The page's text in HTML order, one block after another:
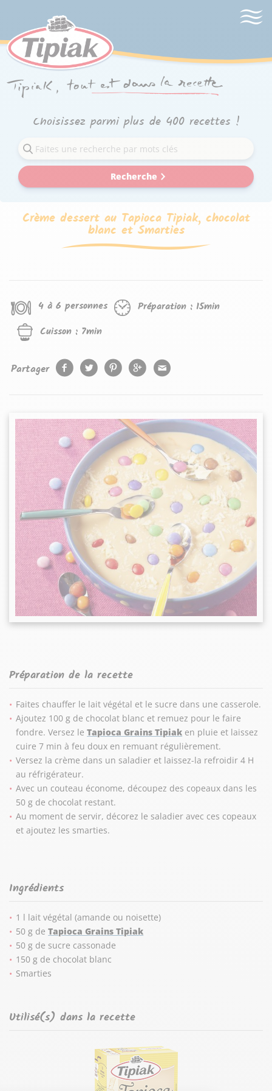
Choisissez parmi plus de 400 recettes !
Recherche
Crème dessert au Tapioca Tipiak, chocolat
blanc et Smarties
4 à 6 personnes Préparation : 15min
Cuisson : 7min
Partager
Préparation de la recette
Faites chauffer le lait végétal et le sucre dans une casserole.
Ajoutez 100 g de chocolat blanc et remuez pour le faire
fondre. Versez leTapioca Grains Tipiak en pluie et laissez
cuire 7 min à feu doux en remuant régulièrement.
Versez la crème dans un saladier et laissez-la refroidir 4 H
au réfrigérateur.
Avec un couteau économe, découpez des copeaux dans les
50 g de chocolat restant.
Au moment de servir, décorez le saladier avec ces copeaux
et ajoutez les smarties.
Ingrédients
1 l lait végétal (amande ou noisette)
50 g deTapioca Grains Tipiak
50 g de sucre cassonade
150 g de chocolat blanc
Smarties
Utilisé(s) dans la recette